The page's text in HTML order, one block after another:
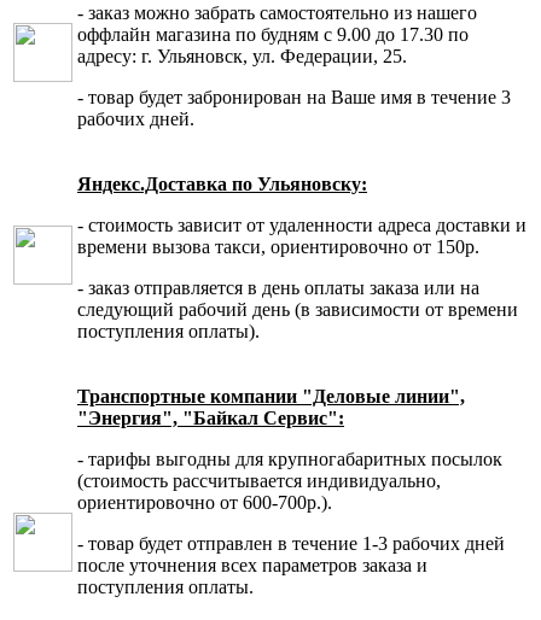
- заказ можно забрать самостоятельно из нашего
оффлайн магазина по будням с 9.00 до 17.30 по
адресу: г. Ульяновск, ул. Федерации, 25.
- товар будет забронирован на Ваше имя в течение 3
рабочих дней.
Яндекс.Доставка по Ульяновску:
- стоимость зависит от удаленности адреса доставки и
времени вызова такси, ориентировочно от 150р.
- заказ отправляется в день оплаты заказа или на
следующий рабочий день (в зависимости от времени
поступления оплаты).
Транспортные компании "Деловые линии",
"Энергия", "Байкал Сервис":
- тарифы выгодны для крупногабаритных посылок
(стоимость рассчитывается индивидуально,
ориентировочно от 600-700р.).
- товар будет отправлен в течение 1-3 рабочих дней
после уточнения всех параметров заказа и
поступления оплаты.